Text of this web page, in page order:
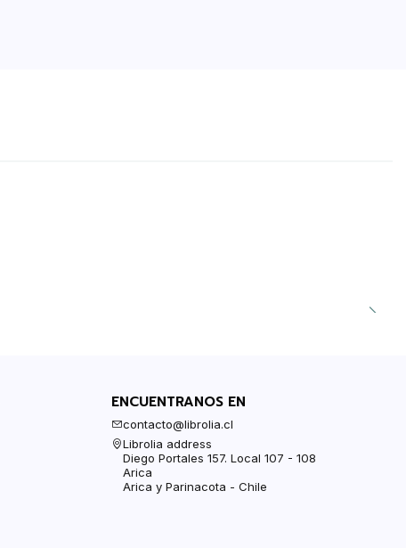
ENCUENTRANOS EN
contacto@librolia.cl
Librolia address
Diego Portales 157. Local 107 - 108
Arica
Arica y Parinacota - Chile